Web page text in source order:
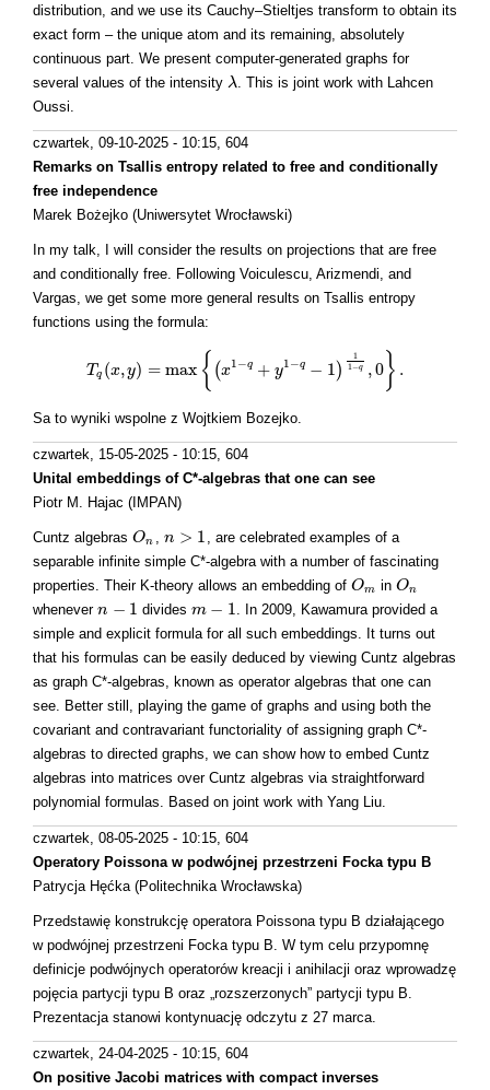
distribution, and we use its Cauchy–Stieltjes transform to obtain its
exact form – the unique atom and its remaining, absolutely
continuous part. We present computer-generated graphs for
several values of the intensity λ
λ
. This is joint work with Lahcen
Oussi.
czwartek, 09-10-2025 - 10:15 , 604
Remarks on Tsallis entropy related to free and conditionally
free independence
Marek Bożejko (Uniwersytet Wrocławski)
In my talk, I will consider the results on projections that are free
and conditionally free. Following Voiculescu, Arizmendi, and
Vargas, we get some more general results on Tsallis entropy
functions using the formula:
T q (x,y) = max { (x1−q + y1−q − 1)
1
1−q ,0} .
Tq x, y)=ma x (x1− q+ y1 −q 1 11 −q 0}.
Sa to wyniki wspolne z Wojtkiem Bozejko.
czwartek, 15-05-2025 - 10:15 , 604
Unital embeddings of C*-algebras that one can see
Piotr M. Hajac (IMPAN)
Cuntz algebras On
On n > 1
n> 1
, are celebrated examples of a
separable infinite simple C*-algebra with a number of fascinating
properties. Their K-theory allows an embedding of Om
Om in On
On
whenever n − 1
n− 1 divides m − 1
m−1
. In 2009, Kawamura provided a
simple and explicit formula for all such embeddings. It turns out
that his formulas can be easily deduced by viewing Cuntz algebras
as graph C*-algebras, known as operator algebras that one can
see. Better still, playing the game of graphs and using both the
covariant and contravariant functoriality of assigning graph C*-
algebras to directed graphs, we can show how to embed Cuntz
algebras into matrices over Cuntz algebras via straightforward
polynomial formulas. Based on joint work with Yang Liu.
czwartek, 08-05-2025 - 10:15 , 604
Operatory Poissona w podwójnej przestrzeni Focka typu B
Patrycja Hęćka (Politechnika Wrocławska)
Przedstawię konstrukcję operatora Poissona typu B działającego
w podwójnej przestrzeni Focka typu B. W tym celu przypomnę
definicje podwójnych operatorów kreacji i anihilacji oraz wprowadzę
pojęcia partycji typu B oraz „rozszerzonych” partycji typu B.
Prezentacja stanowi kontynuację odczytu z 27 marca.
czwartek, 24-04-2025 - 10:15 , 604
On positive Jacobi matrices with compact inverses